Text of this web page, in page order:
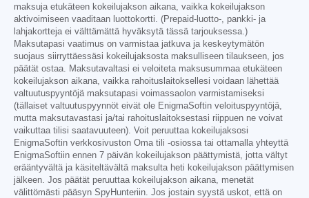
maksuja etukäteen kokeilujakson aikana, vaikka kokeilujakson
aktivoimiseen vaaditaan luottokortti. (Prepaid-luotto-, pankki- ja
lahjakortteja ei välttämättä hyväksytä tässä tarjouksessa.)
Maksutapasi vaatimus on varmistaa jatkuva ja keskeytymätön
suojaus siirryttäessäsi kokeilujaksosta maksulliseen tilaukseen, jos
päätät ostaa. Maksutavaltasi ei veloiteta maksusummaa etukäteen
kokeilujakson aikana, vaikka rahoituslaitoksellesi voidaan lähettää
valtuutuspyyntöjä maksutapasi voimassaolon varmistamiseksi
(tällaiset valtuutuspyynnöt eivät ole EnigmaSoftin veloituspyyntöjä,
mutta maksutavastasi ja/tai rahoituslaitoksestasi riippuen ne voivat
vaikuttaa tilisi saatavuuteen). Voit peruuttaa kokeilujaksosi
EnigmaSoftin verkkosivuston Oma tili -osiossa tai ottamalla yhteyttä
EnigmaSoftiin ennen 7 päivän kokeilujakson päättymistä, jotta vältyt
erääntyvältä ja käsiteltävältä maksulta heti kokeilujakson päättymisen
jälkeen. Jos päätät peruuttaa kokeilujakson aikana, menetät
välittömästi pääsyn SpyHunteriin. Jos jostain syystä uskot, että on